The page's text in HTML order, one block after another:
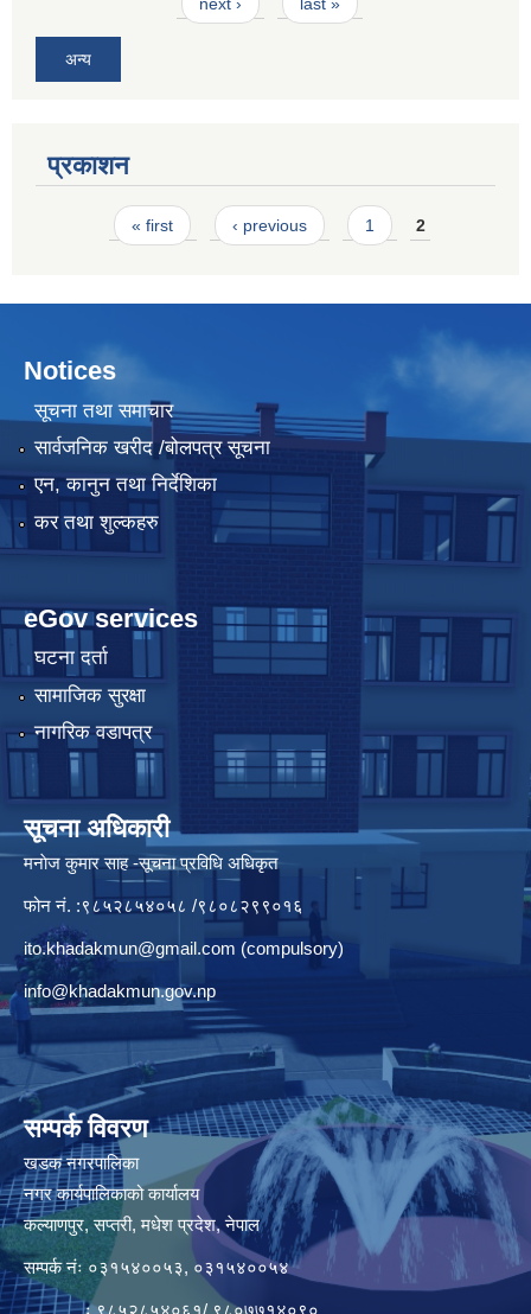
next › last »
अन्य
प्रकाशन
Pages« first ‹ previous 1 2
Notices
सूचना तथा समाचार
सार्वजनिक खरीद /बोलपत्र सूचना
एन, कानुन तथा निर्देशिका
कर तथा शुल्कहरु
eGov services
घटना दर्ता
सामाजिक सुरक्षा
नागरिक वडापत्र
सूचना अधिकारी
मनाेज कुमार साह -सूचना प्रविधि अधिकृत
फोन नं. :९८५२८५४०५८ /९८०८२९९०१६
ito.khadakmun@gmail.com (compulsory)
info@khadakmun.gov.np
सम्पर्क विवरण
खडक नगरपालिका
नगर कार्यपालिकाको कार्यालय
कल्याणपुर, सप्तरी, मधेश प्रदेश, नेपाल
सम्पर्क नंः ०३१५४००५३, ०३१५४००५४
ः ९८५२८५४०६१/ ९८०७७१४०९०